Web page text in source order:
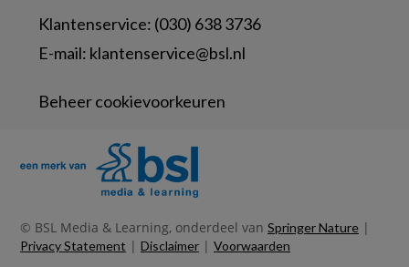
Klantenservice: (030) 638 3736
E-mail: klantenservice@bsl.nl
Beheer cookievoorkeuren
© BSL Media & Learning, onderdeel van Springer Nature |
Privacy Statement | Disclaimer | Voorwaarden